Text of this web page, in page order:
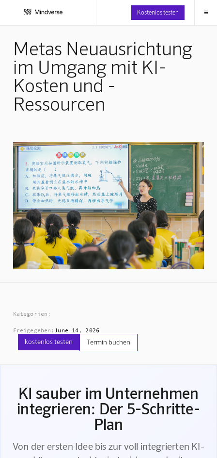
Kostenlos testen ≡
Metas Neuausrichtung
im Umgang mit KI-
Kosten und -
Ressourcen
Kategorien:
Freigegeben: June 14, 2026
kostenlos testen Termin buchen
KI sauber im Unternehmen
integrieren: Der 5-Schritte-
Plan
Von der ersten Idee bis zur voll integrierten KI-